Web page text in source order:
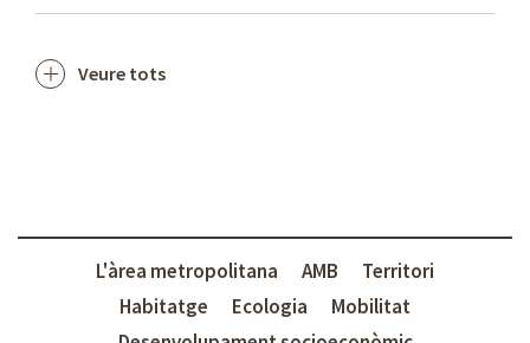
Veure tots
L'àrea metropolitana AMB
Territori
Habitatge
Ecologia
Mobilitat